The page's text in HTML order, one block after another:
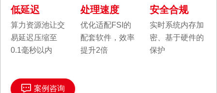
低延迟
算力资源池让交
易延迟压缩至
0.1毫秒以内
处理速度
优化适配FSI的
配套软件，效率
提升2倍
安全合规
实时系统内存加
密、基于硬件的
保护
案例咨询